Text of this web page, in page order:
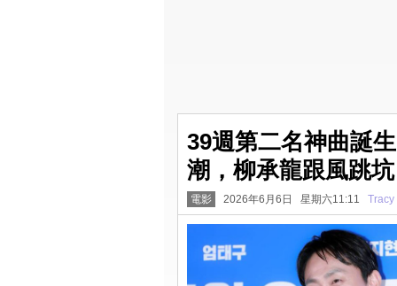
39週第二名神曲誕
潮，柳承龍跟風跳
電影 2026年6月6日 星期六11:11 Tracy